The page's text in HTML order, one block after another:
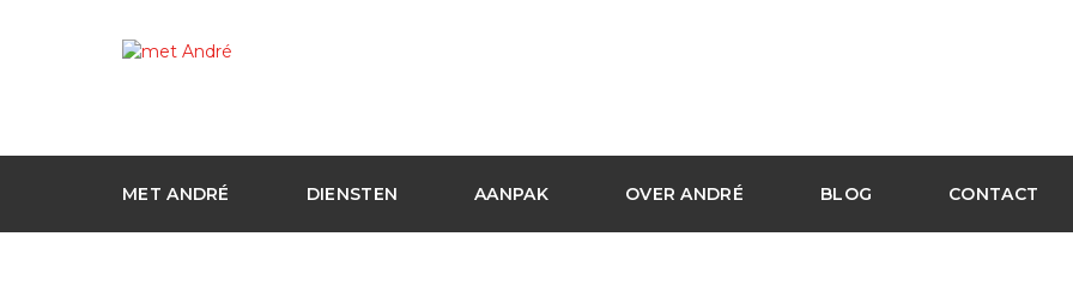
MET ANDRÉ DIENSTEN AANPAK OVER ANDRÉ BLOG CONTACT